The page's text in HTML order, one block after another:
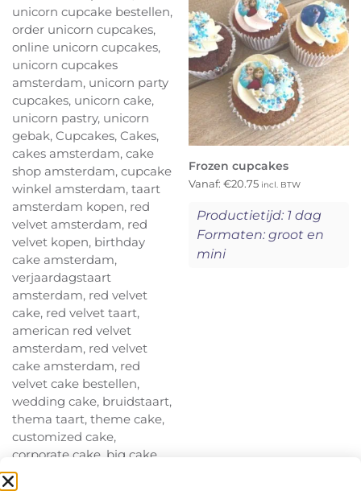
Frozen cupcakes
Vanaf: €20.75 incl. BTW
Productietijd: 1 dag
Formaten: groot en
mini